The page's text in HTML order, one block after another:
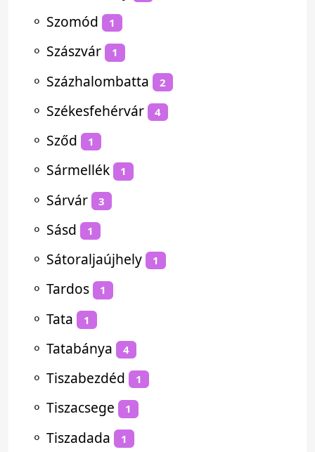
⚬ Szomód 1
⚬ Szászvár 1
⚬ Százhalombatta 2
⚬ Székesfehérvár 4
⚬ Sződ 1
⚬ Sármellék 1
⚬ Sárvár 3
⚬ Sásd 1
⚬ Sátoraljaújhely 1
⚬ Tardos 1
⚬ Tata 1
⚬ Tatabánya 4
⚬ Tiszabezdéd 1
⚬ Tiszacsege 1
⚬ Tiszadada 1